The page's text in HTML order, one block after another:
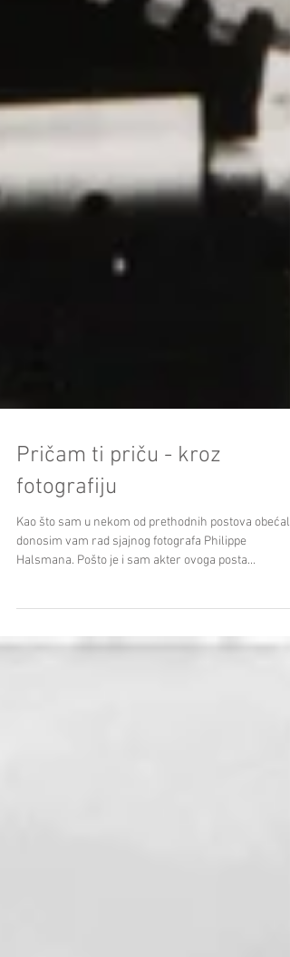
Pričam ti priču - kroz
fotografiju
Kao što sam u nekom od prethodnih postova
Halsmana. Pošto je i sam akter ovoga posta...